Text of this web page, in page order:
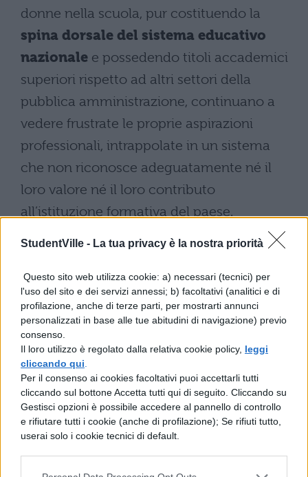
StudentVille - La tua privacy è la nostra priorità
Questo sito web utilizza cookie: a) necessari (tecnici) per
l'uso del sito e dei servizi annessi; b) facoltativi (analitici e di
profilazione, anche di terze parti, per mostrarti annunci
personalizzati in base alle tue abitudini di navigazione) previo
consenso.
Il loro utilizzo è regolato dalla relativa cookie policy, leggi
cliccando qui
Per il consenso ai cookies facoltativi puoi accettarli tutti
cliccando sul bottone Accetta tutti qui di seguito. Cliccando su
Gestisci opzioni è possibile accedere al pannello di controllo
e rifiutare tutti i cookie (anche di profilazione); Se rifiuti tutto,
userai solo i cookie tecnici di default.
donne nella scuola, pur costituendo la
spina dorsale del sistema educativo
nazionale e possedendo titoli accademici
superiori rispetto ad altri settori della
pubblica amministrazione, continuano a
vedere frustrate le proprie aspirazioni
professionali, intrappolate in un sistema
che non riconosce adeguatamente né il
loro valore né il loro contributo
all’istituzione formativa del paese.
Mobilità e riconoscimento
del burnout
Il personale scolastico affronta
significative limitazioni riguardo alla
mobilità intercompartimentale, creando
ostacoli concreti al ricongiungimento
familiare. Particolarmente rilevante è anche
la questione delburnout, condizione che
colpisce numerose lavoratrici del settore
ma che non ottiene ancora riconoscimento